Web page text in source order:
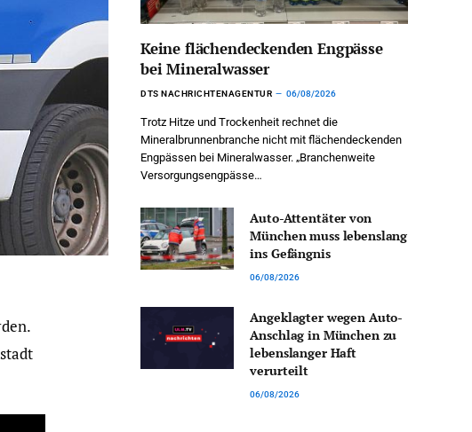
Keine flächendeckenden Engpässe
bei Mineralwasser
DTS NACHRICHTENAGENTUR 06/08/2026
Trotz Hitze und Trockenheit rechnet die
Mineralbrunnenbranche nicht mit flächendeckenden
Engpässen bei Mineralwasser. „Branchenweite
Versorgungsengpässe…
Auto-Attentäter von
München muss lebenslang
ins Gefängnis
06/08/2026
Angeklagter wegen Auto-
Anschlag in München zu
lebenslanger Haft
verurteilt
06/08/2026